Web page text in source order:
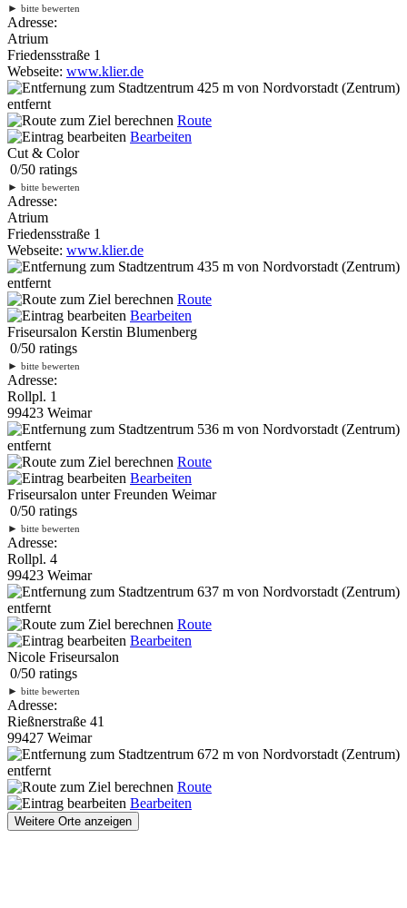
► bitte bewerten
Adresse:
Atrium
Friedensstraße 1
Webseite: www.klier.de
425 m von Nordvorstadt (Zentrum)
entfernt
Route
Bearbeiten
Cut & Color
0/50 ratings
► bitte bewerten
Adresse:
Atrium
Friedensstraße 1
Webseite: www.klier.de
435 m von Nordvorstadt (Zentrum)
entfernt
Route
Bearbeiten
Friseursalon Kerstin Blumenberg
0/50 ratings
► bitte bewerten
Adresse:
Rollpl. 1
99423 Weimar
536 m von Nordvorstadt (Zentrum)
entfernt
Route
Bearbeiten
Friseursalon unter Freunden Weimar
0/50 ratings
► bitte bewerten
Adresse:
Rollpl. 4
99423 Weimar
637 m von Nordvorstadt (Zentrum)
entfernt
Route
Bearbeiten
Nicole Friseursalon
0/50 ratings
► bitte bewerten
Adresse:
Rießnerstraße 41
99427 Weimar
672 m von Nordvorstadt (Zentrum)
entfernt
Route
Bearbeiten
Weitere Orte anzeigen